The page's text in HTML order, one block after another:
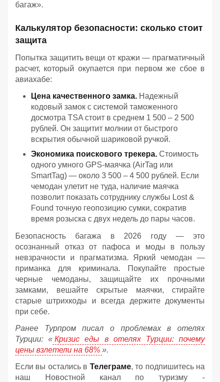
багаж».
Калькулятор безопасности: сколько стоит
защита
Попытка защитить вещи от кражи — прагматичный
расчет, который окупается при первом же сбое в
авиахабе:
Цена качественного замка. Надежный
кодовый замок с системой таможенного
досмотра TSA стоит в среднем 1 500 – 2 500
рублей. Он защитит молнии от быстрого
вскрытия обычной шариковой ручкой.
Экономика поискового трекера. Стоимость
одного умного GPS-маячка (AirTag или
SmartTag) — около 3 500 – 4 500 рублей. Если
чемодан улетит не туда, наличие маячка
позволит показать сотруднику службы Lost &
Found точную геопозицию сумки, сократив
время розыска с двух недель до пары часов.
Безопасность багажа в 2026 году — это
осознанный отказ от пафоса и моды в пользу
невзрачности и прагматизма. Яркий чемодан —
приманка для криминала. Покупайте простые
черные чемоданы, защищайте их прочными
замками, вешайте скрытые маячки, стирайте
старые штрихкоды и всегда держите документы
при себе.
Ранее Турпром писал о проблемах в отелях
Турции: « Кризис еды в отелях Турции: почему
цены взлетели на 68% ».
Если вы остались в Телеграме, то подпишитесь на
наш Новостной канал по туризму -